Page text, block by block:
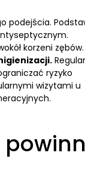
podejścia.
korzeni zębów.
ryzyko
wizytami u